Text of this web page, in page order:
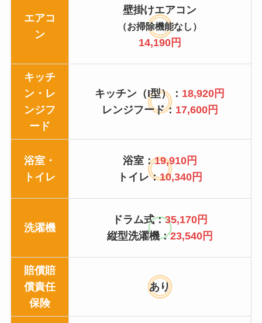
エアコ
ン
壁掛けエアコン
（お掃除機能なし）
14,190円
キッチ
ン・レ
ンジフ
ード
キッチン（I型）： 18,920円
レンジフード： 17,600円
浴室・
トイレ
浴室：19,910円
トイレ：10,340円
洗濯機
ドラム式：35,170円
縦型洗濯機：23,540円
賠償賠
償責任
保険
あり